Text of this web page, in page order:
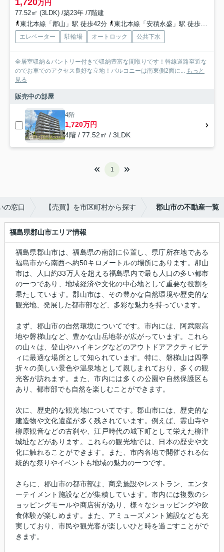
1,720万円
77.52㎡ (3LDK) /築23年 /7階建
東北本線「郡山」駅 徒歩42分
東北本線「安積永盛」駅 徒歩54分
エレベーター 駐輪場 オートロック 公共下水
全居室収納＆パントリー付きで収納豊富な間取りです！幹線道路至近な
のでお車でのアクセス良好な立地！バルコニーは南東側2面に... もっと
見る
販売中の部屋
4階
1,720万円
4階 / 77.52㎡ / 3LDK
1
の窓口 【売買】を市区町村から探す 郡山市の不動産一覧
福島県郡山市エリア情報
福島県郡山市は、福島県の南部に位置し、県庁所在地である
福島市から南西へ約50キロメートルの場所にあります。郡山
市は、人口約33万人を超える福島県内で最も人口の多い都市
の一つであり、地域経済や文化の中心地として重要な役割を
果たしています。郡山市は、その豊かな自然環境や歴史的な
観光地、発展した都市部など、多彩な魅力を持っています。
まず、郡山市の自然環境についてです。市内には、阿武隈高
地や磐梯山など、豊かな山岳地帯が広がっています。これら
の山々は、登山やハイキングなどのアウトドアアクティビテ
ィに最適な場所として知られています。特に、磐梯山は四季
折々の美しい景色や温泉地として親しまれており、多くの観
光客が訪れます。また、市内には多くの公園や自然保護区も
あり、都市部でも自然を楽しむことができます。
次に、歴史的な観光地についてです。郡山市には、歴史的な
建造物や文化遺産が多く残されています。例えば、霊山寺や
柳原観音などの古刹や、江戸時代の城下町として栄えた柳津
城址などがあります。これらの観光地では、日本の歴史や文
化に触れることができます。また、市内各地で開催される伝
統的な祭りやイベントも地域の魅力の一つです。
さらに、郡山市の都市部は、商業施設やレストラン、エンタ
ーテイメント施設などが集積しています。市内には複数のシ
ョッピングモールや商店街があり、様々なショッピングや飲
食体験が楽しめます。また、アミューズメント施設なども充
実しており、市民や観光客が楽しいひと時を過ごすことがで
きます。